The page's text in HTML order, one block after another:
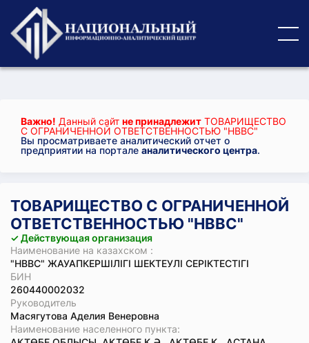
Важно! Данный сайт не принадлежит ТОВАРИЩЕСТВО
С ОГРАНИЧЕННОЙ ОТВЕТСТВЕННОСТЬЮ "HBBC"
Вы просматриваете аналитический отчет о
предприятии на портале аналитического центра.
ТОВАРИЩЕСТВО С ОГРАНИЧЕННОЙ
ОТВЕТСТВЕННОСТЬЮ "HBBC"
✓ Действующая организация
Наименование на казахском :
"HBBC" ЖАУАПКЕРШІЛІГІ ШЕКТЕУЛІ СЕРІКТЕСТІГІ
БИН
260440002032
Руководитель
Масягутова Аделия Венеровна
Наименование населенного пункта: